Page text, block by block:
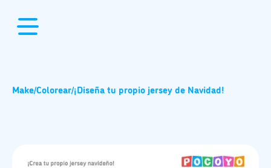
Make/Colorear/¡Diseña tu propio jersey de Navidad!